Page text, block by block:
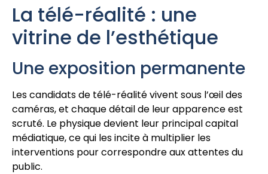
La télé-réalité : une
vitrine de l’esthétique
Une exposition permanente
Les candidats de télé-réalité vivent sous l’œil des
caméras, et chaque détail de leur apparence est
scruté. Le physique devient leur principal capital
médiatique, ce qui les incite à multiplier les
interventions pour correspondre aux attentes du
public.